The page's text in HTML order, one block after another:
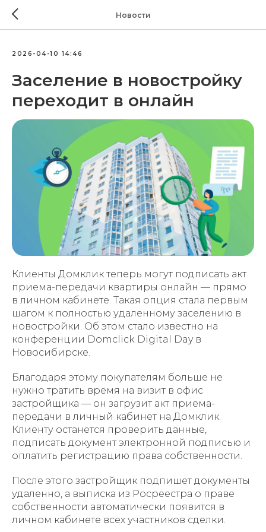
Новости
2026-04-10 14:46
Заселение в новостройку
переходит в онлайн
Клиенты Домклик теперь могут подписать акт
приема-передачи квартиры онлайн — прямо
в личном кабинете. Такая опция стала первым
шагом к полностью удаленному заселению в
новостройки. Об этом стало известно на
конференции Domclick Digital Day в
Новосибирске.
Благодаря этому покупателям больше не
нужно тратить время на визит в офис
застройщика — он загрузит акт приема-
передачи в личный кабинет на Домклик.
Клиенту останется проверить данные,
подписать документ электронной подписью и
оплатить регистрацию права собственности.
После этого застройщик подпишет документы
удаленно, а выписка из Росреестра о праве
собственности автоматически появится в
личном кабинете всех участников сделки.